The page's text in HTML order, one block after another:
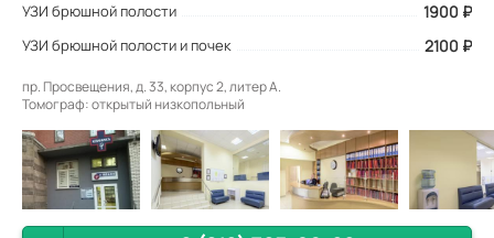
УЗИ брюшной полости 1900 ₽
УЗИ брюшной полости и почек 2100 ₽
пр. Просвещения, д. 33, корпус 2, литер А.
Томограф: открытый низкопольный